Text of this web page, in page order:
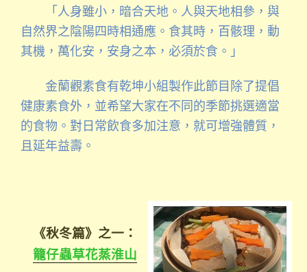
「人身雖小，暗合天地。人與天地相參，與
自然界之陰陽四時相通應。食其時，百骸理，動
其機，萬化安，安身之本，必須於食。」
金蘭觀素食有乾坤小組製作此節目除了提倡
健康素食外，並希望大家在不同的季節挑選適當
的食物。對日常飲食多加注意，就可增強體質，
且延年益壽。
《秋冬篇》之一：
籠仔蟲草花蒸淮山